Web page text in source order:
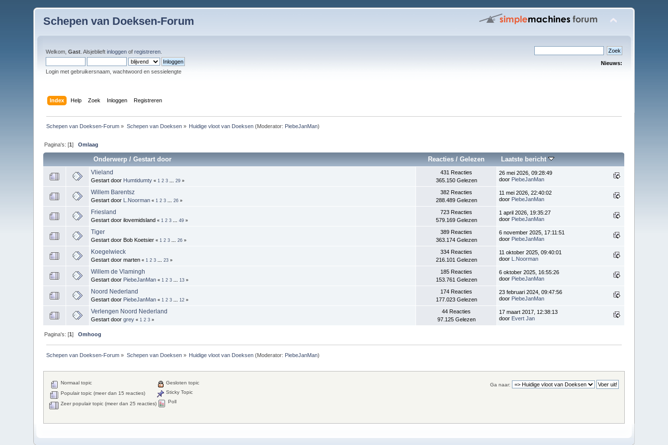
Schepen van Doeksen-Forum
Welkom,Gast . Alsjeblieftinloggen ofregistreren
Login met gebruikersnaam, wachtwoord en sessielengte
Nieuws:
Index Help Zoek Inloggen Registreren
Schepen van Doeksen-Forum » Schepen van Doeksen» Huidige vloot van Doeksen (Moderator: PiebeJanMan)
Pagina's: [1]Omlaag
Onderwerp /Gestart door Reacties/ Gelezen Laatste bericht
Vlieland
Gestart door Humtidumty « 1 2 3 ...29 »
431 Reacties
365.150 Gelezen
26 mei 2026, 09:28:49
door PiebeJanMan
Willem Barentsz
Gestart door L.Noorman « 1 2 3 ...26 »
382 Reacties
288.489 Gelezen
11 mei 2026, 22:40:02
door PiebeJanMan
Friesland
Gestart door ilovemidsland« 1 2 3 ...49 »
723 Reacties
579.169 Gelezen
1 april 2026, 19:35:27
door PiebeJanMan
Tiger
Gestart door Bob Koetsier« 1 2 3 ...26 »
389 Reacties
363.174 Gelezen
6 november 2025, 17:11:51
door PiebeJanMan
Koegelwieck
Gestart door marten« 1 2 3 ...23 »
334 Reacties
216.101 Gelezen
11 oktober 2025, 09:40:01
door L.Noorman
Willem de Vlamingh
Gestart door PiebeJanMan « 1 2 3 13 »
185 Reacties
153.761 Gelezen
6 oktober 2025, 16:55:26
door PiebeJanMan
Noord Nederland
Gestart door PiebeJanMan « 1 2 3 12 »
174 Reacties
177.023 Gelezen
23 februari 2024, 09:47:56
door PiebeJanMan
Verlengen Noord Nederland
Gestart doorgrey « 1 2 3 »
44 Reacties
97.125 Gelezen
17 maart 2017, 12:38:13
door Evert Jan
Pagina's: [1]Omhoog
Schepen van Doeksen-Forum » Schepen van Doeksen» Huidige vloot van Doeksen (Moderator: PiebeJanMan)
Ga naar:
Normaal topic
Populair topic (meer dan 15 reacties)
Zeer populair topic (meer dan 25 reacties)
Gesloten topic
Sticky Topic
Poll